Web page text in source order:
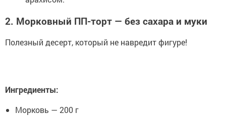
2. Морковный ПП-торт — без сахара и муки
Полезный десерт, который не навредит фигуре!
Ингредиенты:
Морковь — 200 г